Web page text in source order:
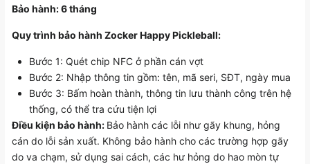
Bảo hành: 6 tháng
Quy trình bảo hành Zocker Happy Pickleball:
Bước 1: Quét chip NFC ở phần cán vợt
Bước 2: Nhập thông tin gồm: tên, mã seri, SĐT, ngày mua
Bước 3: Bấm hoàn thành, thông tin lưu thành công trên hệ
thống, có thể tra cứu tiện lợi
Điều kiện bảo hành: Bảo hành các lỗi như gãy khung, hỏng
cán do lỗi sản xuất. Không bảo hành cho các trường hợp gãy
do va chạm, sử dụng sai cách, các hư hỏng do hao mòn tự